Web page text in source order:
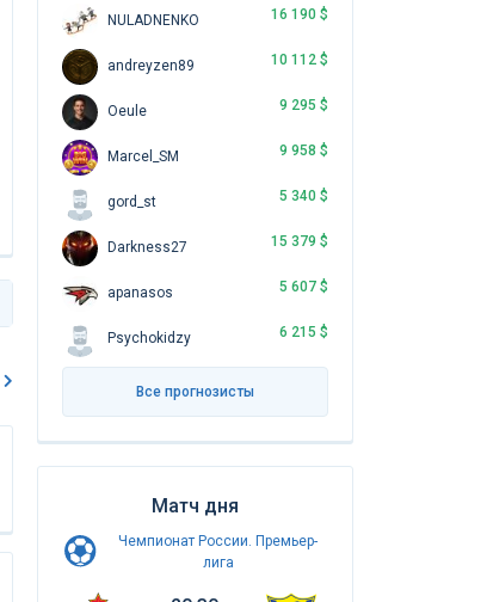
NULADNENKO 16 190 $
andreyzen89 10 112 $
Oeule 9 295 $
Marcel_SM 9 958 $
gord_st 5 340 $
Darkness27 15 379 $
apanasos 5 607 $
Psychokidzy 6 215 $
Все прогнозисты
Матч дня
Чемпионат России. Премьер-
лига